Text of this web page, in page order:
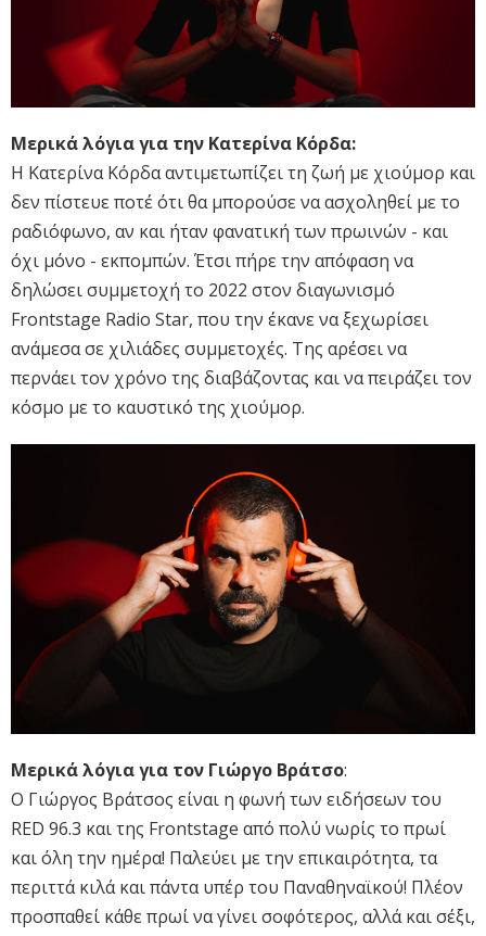
Μερικά λόγια για την Κατερίνα Κόρδα:
H Κατερίνα Κόρδα αντιμετωπίζει τη ζωή με χιούμορ και
δεν πίστευε ποτέ ότι θα μπορούσε να ασχοληθεί με το
ραδιόφωνο, αν και ήταν φανατική των πρωινών - και
όχι μόνο - εκπομπών. Έτσι πήρε την απόφαση να
δηλώσει συμμετοχή το 2022 στον διαγωνισμό
Frontstage Radio Star, που την έκανε να ξεχωρίσει
ανάμεσα σε χιλιάδες συμμετοχές. Της αρέσει να
περνάει τον χρόνο της διαβάζοντας και να πειράζει τον
κόσμο με το καυστικό της χιούμορ.
Μερικά λόγια για τον Γιώργο Βράτσο:
Ο Γιώργος Βράτσος είναι η φωνή των ειδήσεων του
RED 96.3 και της Frontstage από πολύ νωρίς το πρωί
και όλη την ημέρα! Παλεύει με την επικαιρότητα, τα
περιττά κιλά και πάντα υπέρ του Παναθηναϊκού! Πλέον
προσπαθεί κάθε πρωί να γίνει σοφότερος, αλλά και σέξι,